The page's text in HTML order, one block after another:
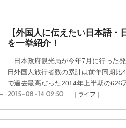
【外国人に伝えたい日本語・
を一挙紹介！
日本政府観光局が今年7月に行った
日外国人旅行者数の累計は前年同期比
で過去最高だった2014年上半期の626
2015-08-14 09:50 ｜ライフ｜